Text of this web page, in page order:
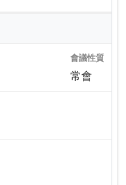
會議性質
常會